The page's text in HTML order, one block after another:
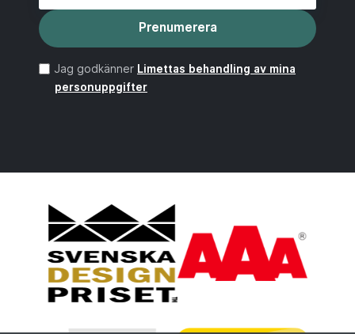
Prenumerera
Jag godkänner Limettas behandling av mina
personuppgifter